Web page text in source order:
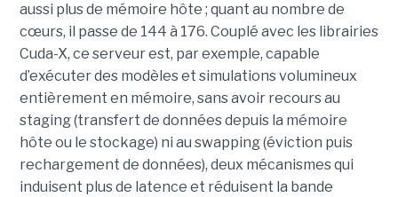
aussi plus de mémoire hôte ; quant au nombre de
cœurs, il passe de 144 à 176. Couplé avec les librairies
Cuda-X, ce serveur est, par exemple, capable
d’exécuter des modèles et simulations volumineux
entièrement en mémoire, sans avoir recours au
staging (transfert de données depuis la mémoire
hôte ou le stockage) ni au swapping (éviction puis
rechargement de données), deux mécanismes qui
induisent plus de latence et réduisent la bande